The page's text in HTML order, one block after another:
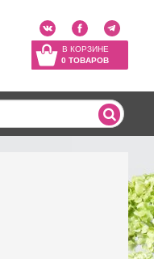
В КОРЗИНЕ
0 ТОВАРОВ